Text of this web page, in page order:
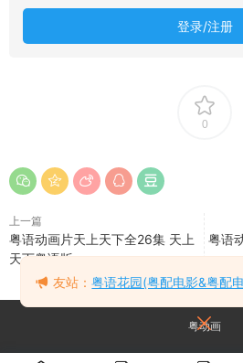
登录/注册
0
上一篇
粤语动画片天上天下全26集 天上
天下粤语版
粤语
粤动画
友站：粤语花园(粤配电影&粤配